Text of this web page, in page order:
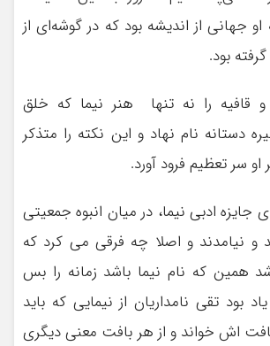
جهانی از اندیشه بود که در گوشه‌ای از
بود.
قافیه را نه تنها هنر نیما که خلق
دستانه نام نهاد و این نکته را متذکر
او سر تعظیم فرود آورد.
جایزه ادبی نیما، در میان انبوه جمعیتی
و نیامدند و اصلا چه فرقی می کرد که
همین که نام نیما باشد زمانه را بس
بود تقی نامداریان از نیمایی که باید
اش خواند و از هر بافت معنی دیگری